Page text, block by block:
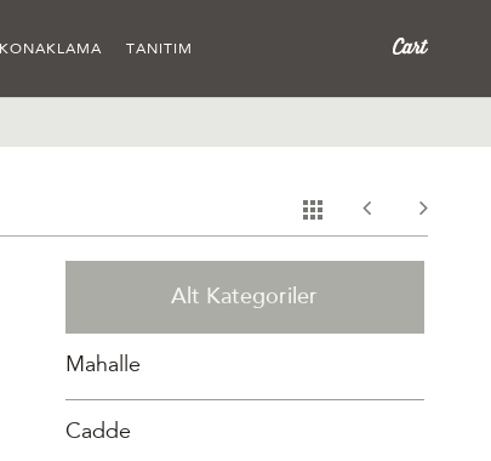
KONAKLAMA TANITIM
Alt Kategoriler
Mahalle
Cadde